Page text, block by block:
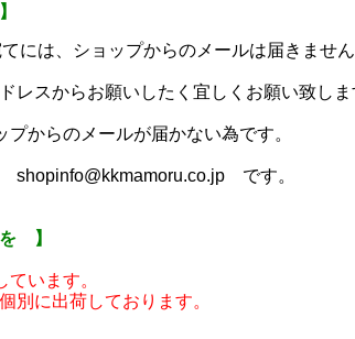
、ショップからのメールは届きません
レスからお願いしたく宜しくお願い致しま
からのメールが届かない為です。
shopinfo@kkmamoru.co.jp です。
】
います。
別に出荷しております。